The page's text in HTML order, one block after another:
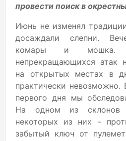
провести поиск в
Июнь не изменял
досаждали слепни.
комары и мошка.
непрекращающихся атак
на открытых местах в
практически невозможно.
первого дня мы
На одном из склонов
некоторых из них -
забытый ключ от